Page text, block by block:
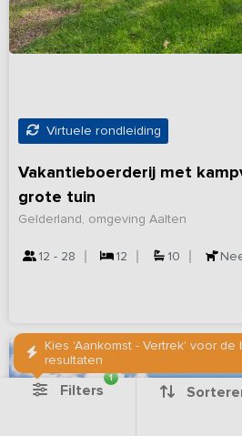
Virtuele rondleiding
Vakantieboerderij met
grote tuin
Gelderland, omgeving Aalten
12 - 28 12 10
Kies 'Aankomst - Vertrek' voor de
resultaten
Filters
1